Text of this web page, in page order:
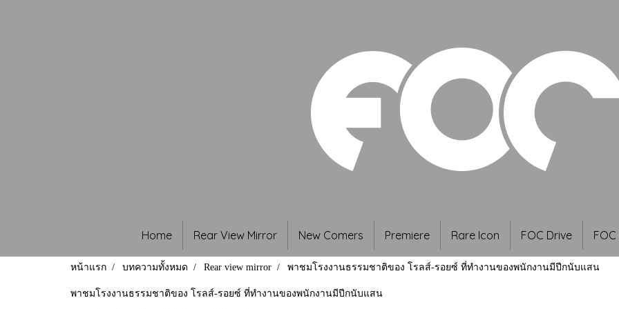
Home Rear View Mirror New Comers Premiere Rare Icon FOC Drive FOC
หน้าแรก บทความทั้งหมด Rear view mirror พาชมโรงงานธรรมชาติของ โรลส์-รอยซ์ ที่ทำงานของพนักงานมีปีกนับแสน
พาชมโรงงานธรรมชาติของ โรลส์-รอยซ์ ที่ทำงานของพนักงานมีปีกนับแสน